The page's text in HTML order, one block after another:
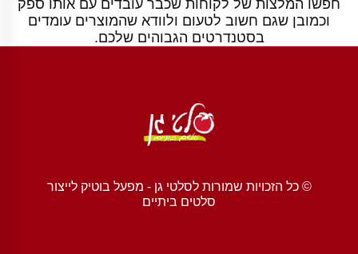
חפשו המלצות של לקוחות שכבר עובדים עם אותו ספק
וכמובן שגם חשוב לטעום ולוודא שהמוצרים עומדים
בסטנדרטים הגבוהים שלכם.
© כל הזכויות שמורות לסלטי גן - מפעל בוטיק לייצור
סלטים ביתיים